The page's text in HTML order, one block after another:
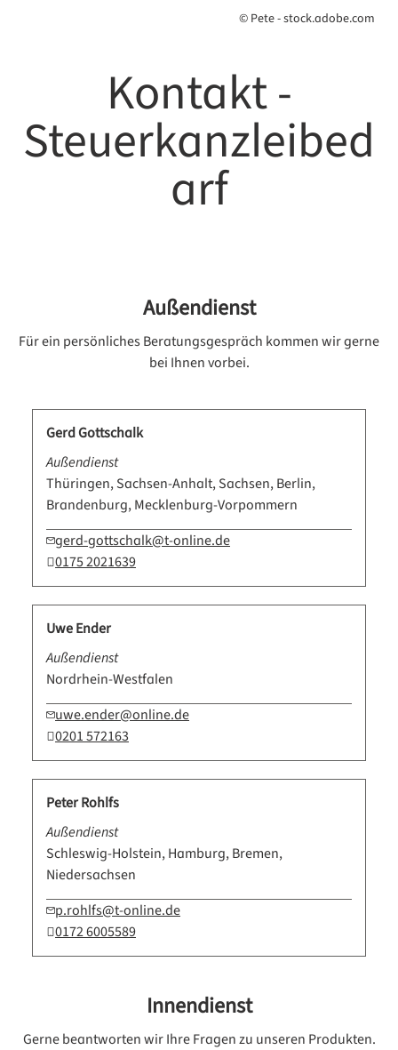
© Pete - stock.adobe.com
Kontakt -
Steuerkanzleibed
arf
Außendienst
Für ein persönliches Beratungsgespräch kommen wir gerne
bei Ihnen vorbei.
Gerd Gottschalk
Außendienst
Thüringen, Sachsen-Anhalt, Sachsen, Berlin,
Brandenburg, Mecklenburg-Vorpommern
gerd-gottschalk@t-online.de
0175 2021639
Uwe Ender
Außendienst
Nordrhein-Westfalen
uwe.ender@online.de
0201 572163
Peter Rohlfs
Außendienst
Schleswig-Holstein, Hamburg, Bremen,
Niedersachsen
p.rohlfs@t-online.de
0172 6005589
Innendienst
Gerne beantworten wir Ihre Fragen zu unseren Produkten.